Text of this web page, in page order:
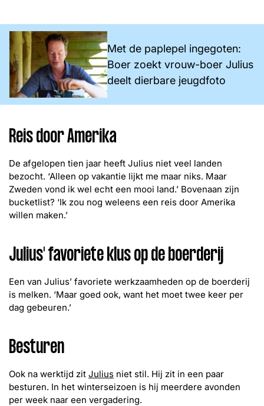
Met de paplepel ingegoten:
Boer zoekt vrouw-boer Julius
deelt dierbare jeugdfoto
Reis door Amerika
De afgelopen tien jaar heeft Julius niet veel landen
bezocht. ‘Alleen op vakantie lijkt me maar niks. Maar
Zweden vond ik wel echt een mooi land.’ Bovenaan zijn
bucketlist? ‘Ik zou nog weleens een reis door Amerika
willen maken.’
Julius' favoriete klus op de boerderij
Een van Julius’ favoriete werkzaamheden op de boerderij
is melken. ‘Maar goed ook, want het moet twee keer per
dag gebeuren.’
Besturen
Ook na werktijd zit Julius niet stil. Hij zit in een paar
besturen. In het winterseizoen is hij meerdere avonden
per week naar een vergadering.